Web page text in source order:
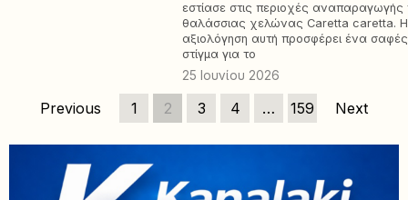
εστίασε στις περιοχές αναπαραγωγής
θαλάσσιας χελώνας Caretta caretta. Η
αξιολόγηση αυτή προσφέρει ένα σαφές
στίγμα για το
25 Ιουνίου 2026
Previous 1 2 3 4 … 159 Next